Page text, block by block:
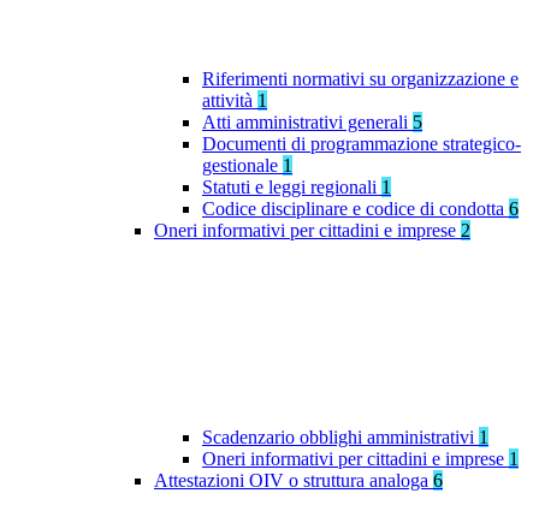
Riferimenti normativi su organizzazione e
attività 1
Atti amministrativi generali 5
Documenti di programmazione strategico-
gestionale 1
Statuti e leggi regionali 1
Codice disciplinare e codice di condotta 6
Oneri informativi per cittadini e imprese 2
Scadenzario obblighi amministrativi 1
Oneri informativi per cittadini e imprese 1
Attestazioni OIV o struttura analoga 6